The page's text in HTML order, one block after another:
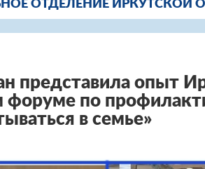
ОТДЕЛЕНИЕ ИРКУТСКОЙ
представила опыт
форуме по
в семье»